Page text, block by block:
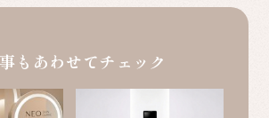
もあわせてチェック